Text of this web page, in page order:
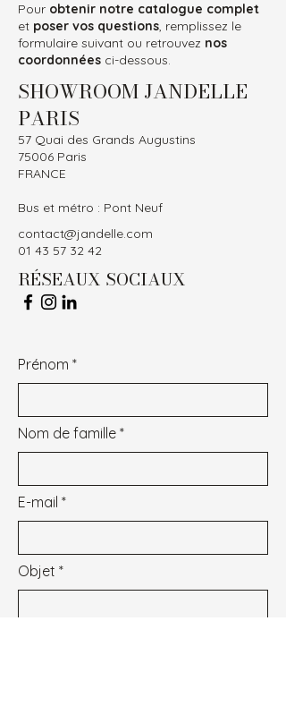
Pour obtenir notre catalogue complet
et poser vos questions, remplissez le
formulaire suivant ou retrouvez nos
coordonnées ci-dessous.
SHOWROOM JANDELLE
PARIS
57 Quai des Grands Augustins
75006 Paris
FRANCE
Bus et métro : Pont Neuf
contact@jandelle.com
01 43 57 32 42
RÉSEAUX SOCIAUX
Prénom
Nom de famille
E-mail
Objet